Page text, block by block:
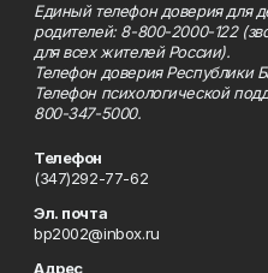
Единый телефон доверия для
родителей: 8-800-2000-122
для всех жителей России).
Телефон доверия Республики
Телефон психологической
800-347-5000.
Телефон
(347)292-77-62
Эл. почта
bp2002@inbox.ru
Адрес